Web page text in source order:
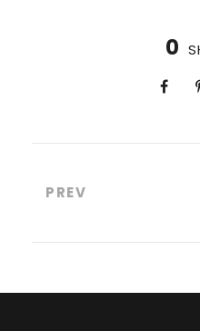
0
PREV